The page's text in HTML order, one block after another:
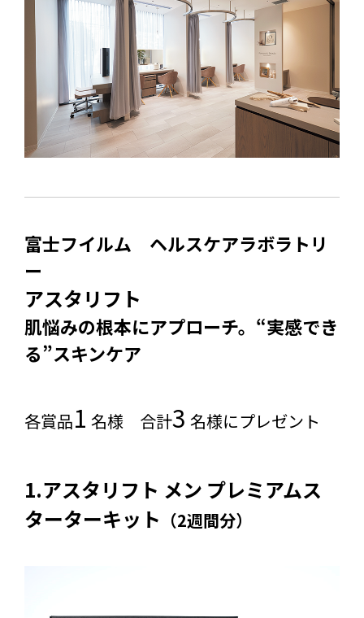
富士フイルム ヘルスケアラボラトリ
ー
アスタリフト
肌悩みの根本にアプローチ。“実感でき
る”スキンケア
各賞品1 名様 合計3 名様にプレゼント
1.アスタリフト メン プレミアムス
ターターキット （2週間分）